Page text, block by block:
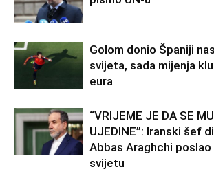
Golom donio Španiji
svijeta, sada mijenja
eura
“VRIJEME JE DA SE
UJEDINE”: Iranski šef
Abbas Araghchi poslao
svijetu